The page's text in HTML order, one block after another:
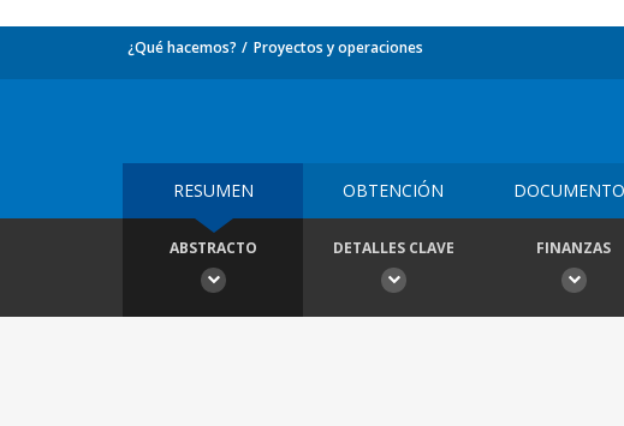
¿Qué hacemos? Proyectos y operaciones
RESUMEN OBTENCIÓN
ABSTRACTO DETALLES CLAVE FINANZAS